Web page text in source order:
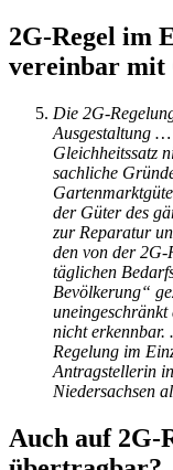
2G-Regel im
vereinbar mit
Die 2G-
Ausgestaltung
Gleichheitssatz
sachliche
der Güter des
zur Reparatur
den von der 2G-
täglichen
Bevölkerung“
nicht
Regelung im
Antragstellerin
Niedersachsen
Auch auf 2G-